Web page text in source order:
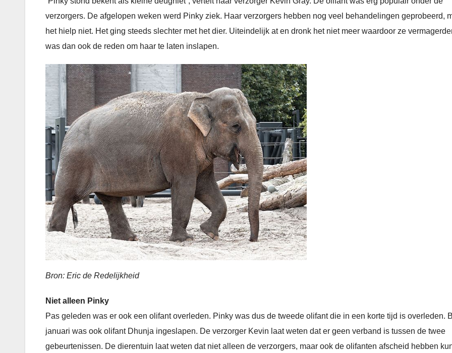
verzorgers. De afgelopen weken werd Pinky ziek. Haar verzorgers hebben nog veel behandelingen geprobeerd,
het hielp niet. Het ging steeds slechter met het dier. Uiteindelijk at en dronk het niet meer waardoor ze
was dan ook de reden om haar te laten inslapen.
Bron: Eric de Redelijkheid
Niet alleen Pinky
Pas geleden was er ook een olifant overleden. Pinky was dus de tweede olifant die in een korte tijd is overleden.
januari was ook olifant Dhunja ingeslapen. De verzorger Kevin laat weten dat er geen verband is tussen de twee
gebeurtenissen. De dierentuin laat weten dat niet alleen de verzorgers, maar ook de olifanten afscheid hebben